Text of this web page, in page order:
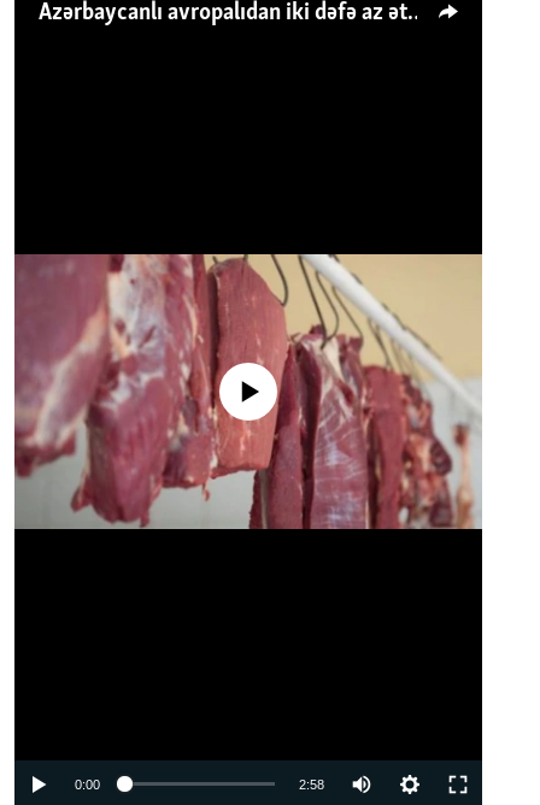
Azərbaycanlı avropalıdan iki dəfə az ət yeyir, amma... 'Qiymət artımı qaçılmazdır'
No media source currently available
0:00 2:58